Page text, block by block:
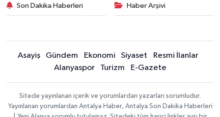
Son Dakika Haberleri Haber Arşivi
Asayiş Gündem Ekonomi Siyaset
Resmi İlanlar
Alanyaspor
Turizm E-Gazete
Sitede yayınlanan içerik ve yorumlardan yazarları sorumludur.
Yayınlanan yorumlardan Antalya Haber, Antalya Son Dakika Haberleri